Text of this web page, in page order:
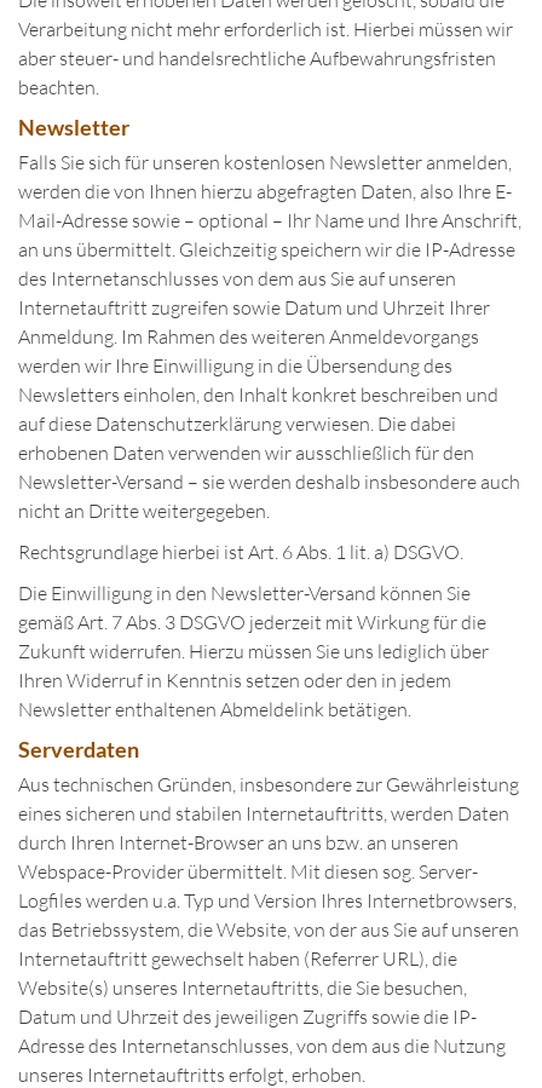
Verarbeitung nicht mehr erforderlich ist. Hierbei müssen wir
aber steuer- und handelsrechtliche Aufbewahrungsfristen
beachten.
Newsletter
Falls Sie sich für unseren kostenlosen Newsletter anmelden,
werden die von Ihnen hierzu abgefragten Daten, also Ihre E-
Mail-Adresse sowie – optional – Ihr Name und Ihre Anschrift,
an uns übermittelt. Gleichzeitig speichern wir die IP-Adresse
des Internetanschlusses von dem aus Sie auf unseren
Internetauftritt zugreifen sowie Datum und Uhrzeit Ihrer
Anmeldung. Im Rahmen des weiteren Anmeldevorgangs
werden wir Ihre Einwilligung in die Übersendung des
Newsletters einholen, den Inhalt konkret beschreiben und
auf diese Datenschutzerklärung verwiesen. Die dabei
erhobenen Daten verwenden wir ausschließlich für den
Newsletter-Versand – sie werden deshalb insbesondere auch
nicht an Dritte weitergegeben.
Rechtsgrundlage hierbei ist Art. 6 Abs. 1 lit. a) DSGVO.
Die Einwilligung in den Newsletter-Versand können Sie
gemäß Art. 7 Abs. 3 DSGVO jederzeit mit Wirkung für die
Zukunft widerrufen. Hierzu müssen Sie uns lediglich über
Ihren Widerruf in Kenntnis setzen oder den in jedem
Newsletter enthaltenen Abmeldelink betätigen.
Serverdaten
Aus technischen Gründen, insbesondere zur Gewährleistung
eines sicheren und stabilen Internetauftritts, werden Daten
durch Ihren Internet-Browser an uns bzw. an unseren
Webspace-Provider übermittelt. Mit diesen sog. Server-
Logfiles werden u.a. Typ und Version Ihres Internetbrowsers,
das Betriebssystem, die Website, von der aus Sie auf unseren
Internetauftritt gewechselt haben (Referrer URL), die
Website(s) unseres Internetauftritts, die Sie besuchen,
Datum und Uhrzeit des jeweiligen Zugriffs sowie die IP-
Adresse des Internetanschlusses, von dem aus die Nutzung
unseres Internetauftritts erfolgt, erhoben.